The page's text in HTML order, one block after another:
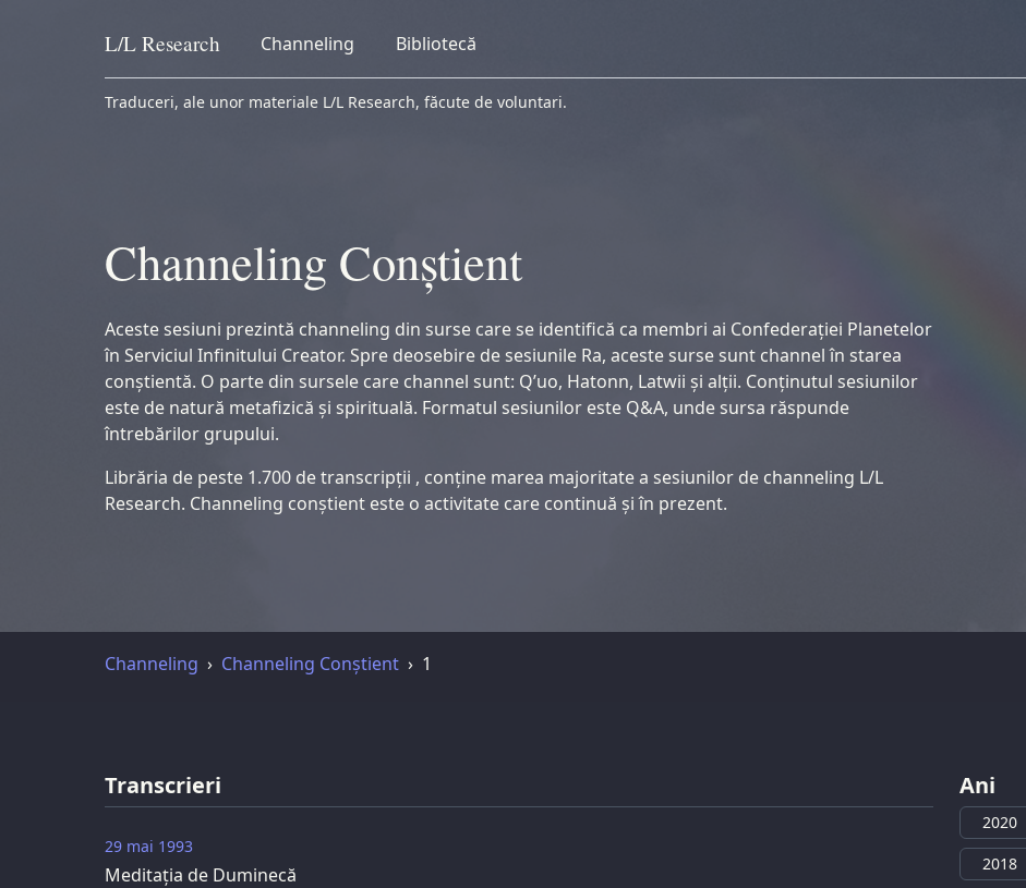
Skip to content
L/L Research Channeling Bibliotecă
Traduceri, ale unor materiale L/L Research, făcute de voluntari.
Channeling Conștient
Aceste sesiuni prezintă channeling din surse care se identifică ca membri ai Confederației Planetelor
în Serviciul Infinitului Creator. Spre deosebire de sesiunile Ra, aceste surse sunt channel în starea
conștientă. O parte din sursele care channel sunt: Q’uo, Hatonn, Latwii și alții. Conținutul sesiunilor
este de natură metafizică și spirituală. Formatul sesiunilor este Q&A, unde sursa răspunde
întrebărilor grupului.
Librăria de peste 1.700 de transcripții , conține marea majoritate a sesiunilor de channeling L/L
Research. Channeling conștient este o activitate care continuă și în prezent.
Channeling Channeling Conștient 1
Transcrieri
29 mai 1993
Meditația de Duminecă
Ani
2020
2018